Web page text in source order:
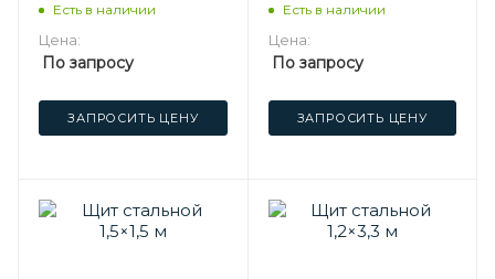
Есть в наличии
Цена:
По запросу
ЗАПРОСИТЬ ЦЕНУ
Есть в наличии
Цена:
По запросу
ЗАПРОСИТЬ ЦЕНУ